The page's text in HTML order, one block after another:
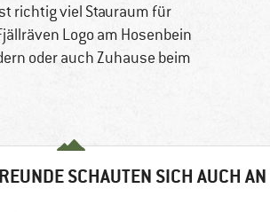
richtig viel Stauraum für
Logo am Hosenbein
oder auch Zuhause beim
SCHAUTEN SICH AUCH AN